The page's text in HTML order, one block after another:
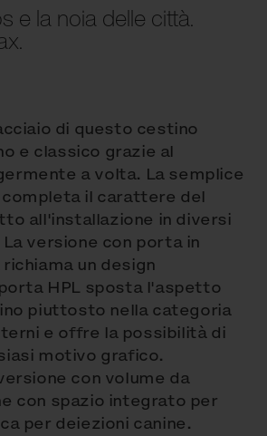
e la noia delle città.
di questo cestino
e classico grazie al
a volta. La semplice
il carattere del
all'installazione in diversi
versione con porta in
un design
HPL sposta l'aspetto
piuttosto nella categoria
e offre la possibilità di
motivo grafico.
con volume da
con spazio integrato per
per deiezioni canine.